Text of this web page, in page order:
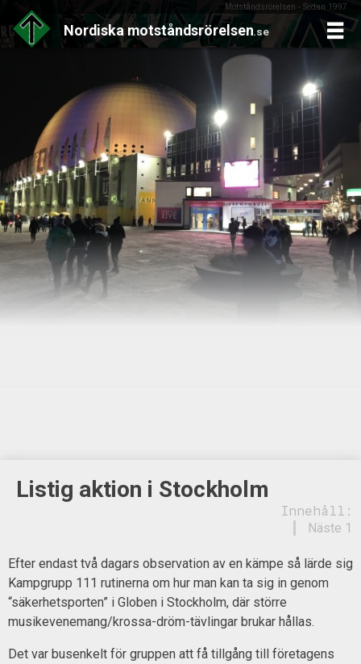
Motståndsrörelsen - Sedan 1997
Nordiska motståndsrörelsen.se
content
Listig aktion i Stockholm
Innehåll:
Näste 1
Efter endast två dagars observation av en kämpe så lärde sig
Kampgrupp 111 rutinerna om hur man kan ta sig in genom
“säkerhetsporten” i Globen i Stockholm, där större
musikevenemang/krossa-dröm-tävlingar brukar hållas.
Det var busenkelt för gruppen att få tillgång till företagens